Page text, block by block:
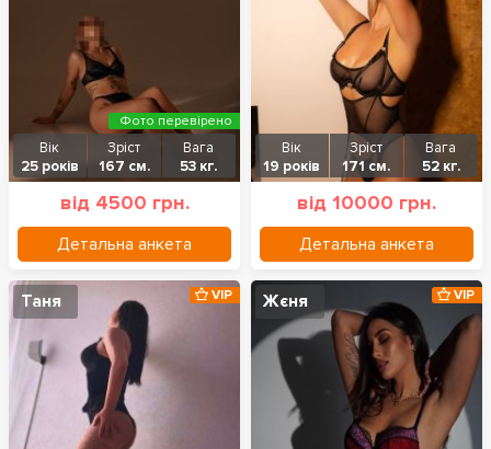
Вік
25 років
Зріст
167 см.
Вага
53 кг.
від 4500 грн.
Детальна анкета
Фото перевірено
Вік
19 років
Зріст
171 см.
Вага
52 кг.
від 10000 грн.
Детальна анкета
Таня VIP Жєня VIP